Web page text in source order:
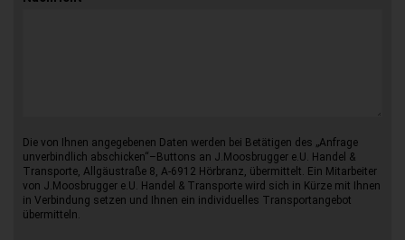
Die von Ihnen angegebenen Daten werden bei Betätigen des „Anfrage
unverbindlich abschicken“–Buttons an J.Moosbrugger e.U. Handel &
Transporte, Allgäustraße 8, A-6912 Hörbranz, übermittelt. Ein Mitarbeiter
von J.Moosbrugger e.U. Handel & Transporte wird sich in Kürze mit Ihnen
in Verbindung setzen und Ihnen ein individuelles Transportangebot
übermitteln.